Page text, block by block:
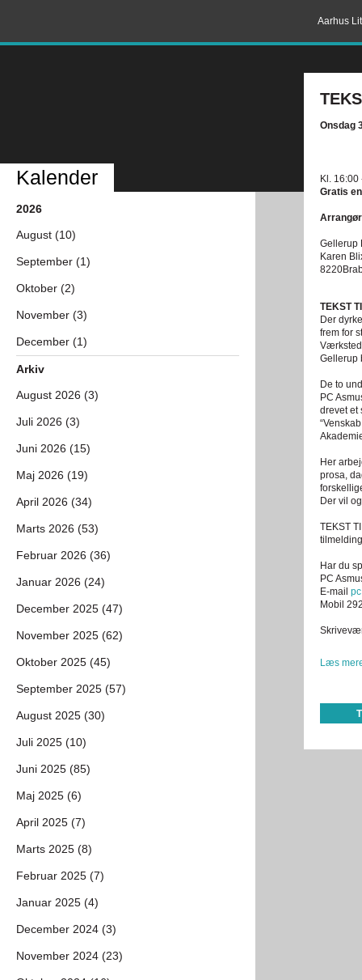
Aarhus
Onsdag
Kl. 16:00
Gratis
Gellerup
Karen
TEKST
Der
frem for
Gellerup
De to
PC
drevet et
Her
prosa,
Der vil
TEKST
Har du
PC
E-mail
Mobil
Læs
Kalender
2026
August (10)
September (1)
Oktober (2)
November (3)
December (1)
Arkiv
August 2026 (3)
Juli 2026 (3)
Juni 2026 (15)
Maj 2026 (19)
April 2026 (34)
Marts 2026 (53)
Februar 2026 (36)
Januar 2026 (24)
December 2025 (47)
November 2025 (62)
Oktober 2025 (45)
September 2025 (57)
August 2025 (30)
Juli 2025 (10)
Juni 2025 (85)
Maj 2025 (6)
April 2025 (7)
Marts 2025 (8)
Februar 2025 (7)
Januar 2025 (4)
December 2024 (3)
November 2024 (23)